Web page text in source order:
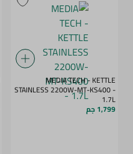
MEDIA TECH - KETTLE
STAINLESS 2200W-MT-KS400 -
1.7L
1,799 جم